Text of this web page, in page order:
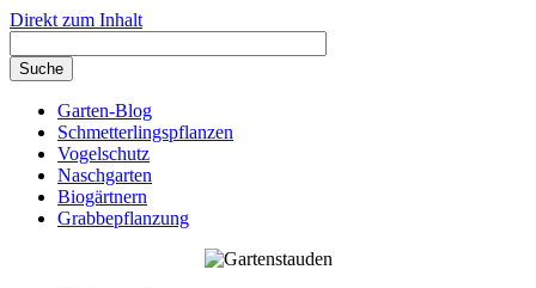
Direkt zum Inhalt
Garten-Blog
Schmetterlingspflanzen
Vogelschutz
Naschgarten
Biogärtnern
Grabbepflanzung